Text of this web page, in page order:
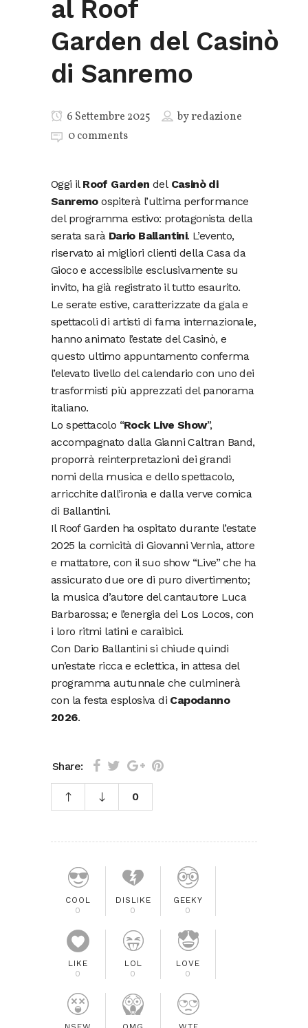
al Roof
Garden del Casinò
di Sanremo
6 Settembre 2025 byredazione
0 comments
Oggi il Roof Garden del Casinò di
Sanremoospiterà l’ultima performance
del programma estivo: protagonista della
serata sarà Dario Ballantini. L’evento,
riservato ai migliori clienti della Casa da
Gioco e accessibile esclusivamente su
invito, ha già registrato il tutto esaurito.
Le serate estive, caratterizzate da gala e
spettacoli di artisti di fama internazionale,
hanno animato l’estate del Casinò, e
questo ultimo appuntamento conferma
l’elevato livello del calendario con uno dei
trasformisti più apprezzati del panorama
italiano.
Lo spettacolo “Rock Live Show”,
accompagnato dalla Gianni Caltran Band,
proporrà reinterpretazioni dei grandi
nomi della musica e dello spettacolo,
arricchite dall’ironia e dalla verve comica
di Ballantini.
Il Roof Garden ha ospitato durante l’estate
2025 la comicità di Giovanni Vernia, attore
e mattatore, con il suo show “Live” che ha
assicurato due ore di puro divertimento;
la musica d’autore del cantautore Luca
Barbarossa; e l’energia dei Los Locos, con
i loro ritmi latini e caraibici.
Con Dario Ballantini si chiude quindi
un’estate ricca e eclettica, in attesa del
programma autunnale che culminerà
con la festa esplosiva di Capodanno
2026.
Share:
0
COOL
0
DISLIKE
0
GEEKY
0
LIKE
0
LOL
0
LOVE
0